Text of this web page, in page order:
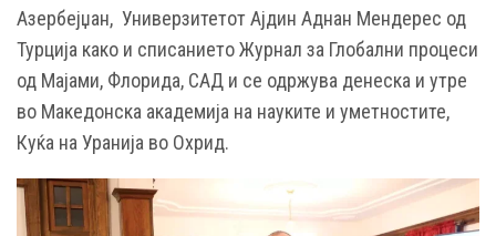
Азербејџан, Универзитетот Ајдин Аднан Мендерес од
Турција како и списанието Журнал за Глобални процеси
од Мајами, Флорида, САД и се одржува денеска и утре
во Македонска академија на науките и уметностите,
Куќа на Уранија во Охрид.